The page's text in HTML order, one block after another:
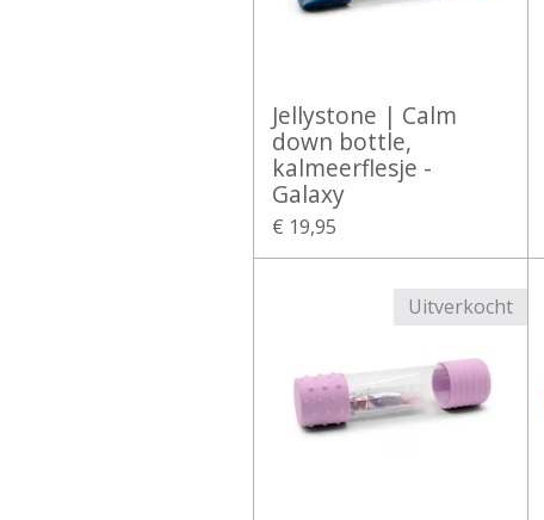
Jellystone | Calm
down bottle,
kalmeerflesje -
Galaxy
€ 19,95
Uitverkocht